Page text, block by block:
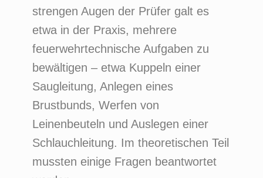
strengen Augen der Prüfer galt es
etwa in der Praxis, mehrere
feuerwehrtechnische Aufgaben zu
bewältigen – etwa Kuppeln einer
Saugleitung, Anlegen eines
Brustbunds, Werfen von
Leinenbeuteln und Auslegen einer
Schlauchleitung. Im theoretischen Teil
mussten einige Fragen beantwortet